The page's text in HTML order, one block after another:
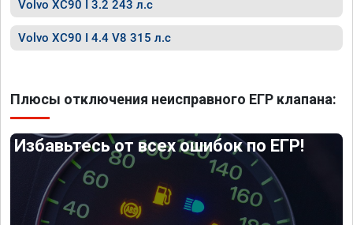
Volvo XC90 I 3.2 243 л.с
Volvo XC90 I 4.4 V8 315 л.с
Плюсы отключения неисправного ЕГР клапана:
Избавьтесь от всех ошибок по ЕГР!